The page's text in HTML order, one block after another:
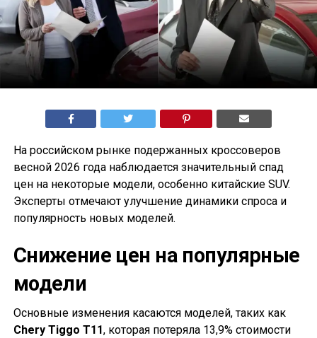
На российском рынке подержанных кроссоверов
весной 2026 года наблюдается значительный спад
цен на некоторые модели, особенно китайские SUV.
Эксперты отмечают улучшение динамики спроса и
популярность новых моделей.
Снижение цен на популярные
модели
Основные изменения касаются моделей, таких как
Chery Tiggo T11, которая потеряла 13,9% стоимости